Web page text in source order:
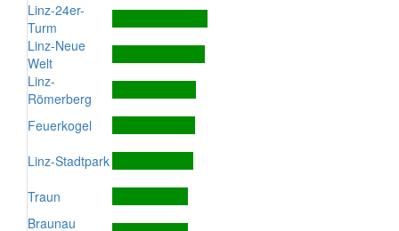
Linz-24er-
Turm
Linz-Neue
Welt
Linz-
Römerberg
Feuerkogel
Linz-Stadtpark
Traun
Braunau